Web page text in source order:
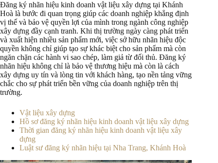
Đăng ký nhãn hiệu kinh doanh vật liệu xây dựng tại Khánh
Hoà là bước đi quan trọng giúp các doanh nghiệp khẳng định
vị thế và bảo vệ quyền lợi của mình trong ngành công nghiệp
xây dựng đầy cạnh tranh. Khi thị trường ngày càng phát triển
và xuất hiện nhiều sản phẩm mới, việc sở hữu nhãn hiệu độc
quyền không chỉ giúp tạo sự khác biệt cho sản phẩm mà còn
ngăn chặn các hành vi sao chép, làm giả từ đối thủ. Đăng ký
nhãn hiệu không chỉ là bảo vệ thương hiệu mà còn là cách
xây dựng uy tín và lòng tin với khách hàng, tạo nền tảng vững
chắc cho sự phát triển bền vững của doanh nghiệp trên thị
trường.
Vật liệu xây dựng
Hồ sơ đăng ký nhãn hiệu kinh doanh vật liệu xây dựng
Thời gian đăng ký nhãn hiệu kinh doanh vật liệu xây
dựng
Luật sư đăng ký nhãn hiệu tại Nha Trang, Khánh Hoà